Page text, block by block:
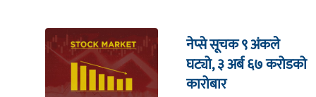
नेप्से सूचक ९ अंकले
घट्यो, ३ अर्ब ६७ करोडको
कारोबार